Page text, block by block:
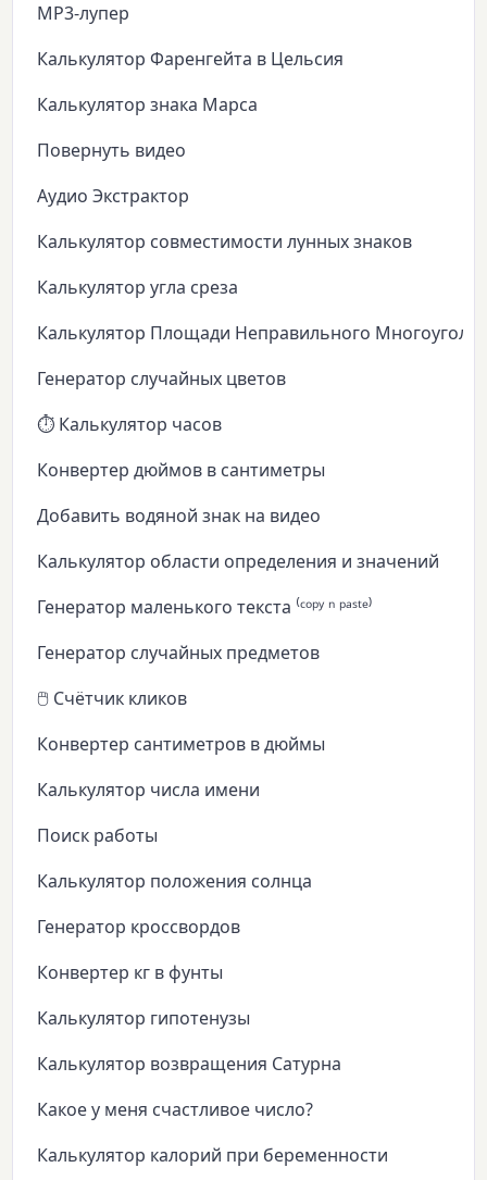
MP3-лупер
Калькулятор Фаренгейта в Цельсия
Калькулятор знака Марса
Повернуть видео
Аудио Экстрактор
Калькулятор совместимости лунных знаков
Калькулятор угла среза
Калькулятор Площади Неправильного
Генератор случайных цветов
⏱️ Калькулятор часов
Конвертер дюймов в сантиметры
Добавить водяной знак на видео
Калькулятор области определения и значений
Генератор маленького текста ⁽ᶜᵒᵖʸ ⁿ ᵖᵃˢᵗᵉ⁾
Генератор случайных предметов
🖱️ Счётчик кликов
Конвертер сантиметров в дюймы
Калькулятор числа имени
Поиск работы
Калькулятор положения солнца
Генератор кроссвордов
Конвертер кг в фунты
Калькулятор гипотенузы
Калькулятор возвращения Сатурна
Какое у меня счастливое число?
Калькулятор калорий при беременности